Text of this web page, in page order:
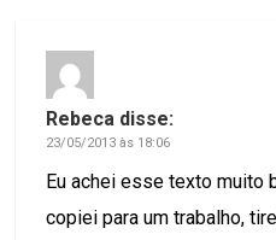
Rebeca disse:
23/05/2013 às 18:06
Eu achei esse texto muito
copiei para um trabalho,